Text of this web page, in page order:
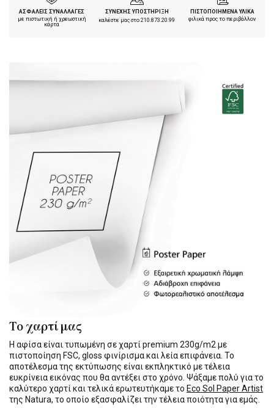
ΑΣΦΑΛΕΙΣ ΣΥΝΑΛΛΑΓΕΣ
με πιστωτική ή χρεωστική
κάρτα
ΣΥΝΕΧΗΣ ΥΠΟΣΤΗΡΙΞΗ
καλέστε μας στο210.873.20.99
ΠΙΣΤΟΠΟΙΗΜΕΝΑ ΥΛΙΚΑ
φιλικά προς το περιβάλλον
Το χαρτί μας
Η αφίσα είναι τυπωμένη σε χαρτί premium 230g/m2 με
πιστοποίηση FSC, gloss φινίρισμα και λεία επιφάνεια. Το
αποτέλεσμα της εκτύπωσης είναι εκπληκτικό με τέλεια
ευκρίνεια εικόνας που θα αντέξει στο χρόνο. Ψάξαμε πολύ για το
καλύτερο χαρτί και τελικά ερωτευτήκαμε το Eco Sol Paper Artist
της Natura, το οποίο εξασφαλίζει την τέλεια ποιότητα για εμάς.